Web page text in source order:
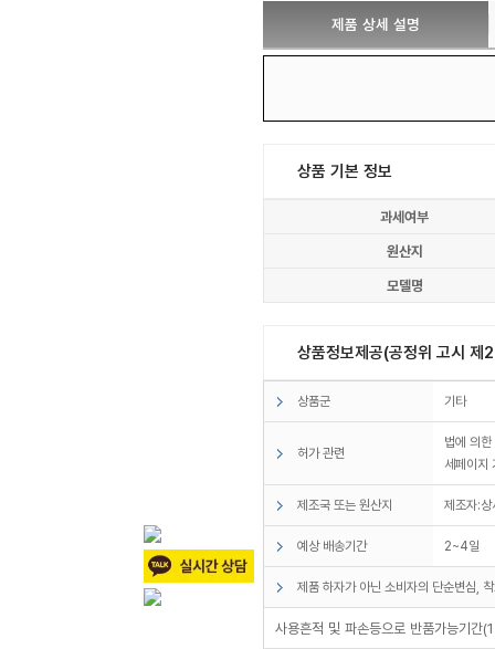
제품 상세 설명
상품 기본 정보
과세여부
원산지
모델명
상품정보제공(공정위 고시
상품군 기타
허가 관련
법에 의
세페이지
제조국 또는 원산지 제조자:
예상 배송기간 2~4일
제품 하자가 아닌 소비자의 단순변심,
사용흔적 및 파손등으로 반품가능기간